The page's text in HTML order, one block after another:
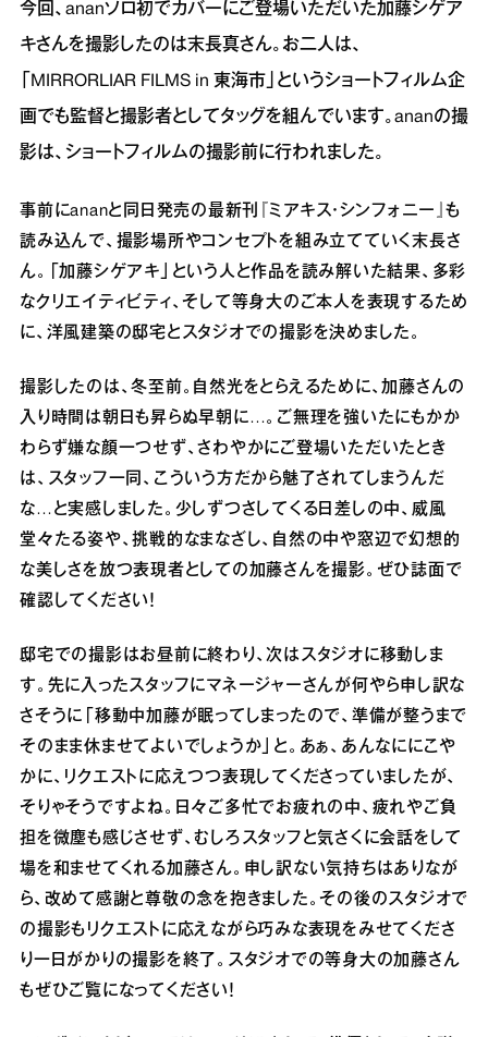
今回、ananソロ初でカバーにご登場いただいた加藤シゲア
キさんを撮影したのは末長真さん。お二人は、
「MIRRORLIAR FILMS in 東海市」というショートフィルム企
画でも監督と撮影者としてタッグを組んでいます。ananの撮
影は、ショートフィルムの撮影前に行われました。
事前にananと同日発売の最新刊『ミアキス・シンフォニー』も
読み込んで、撮影場所やコンセプトを組み立てていく末長さ
ん。「加藤シゲアキ」という人と作品を読み解いた結果、多彩
なクリエイティビティ、そして等身大のご本人を表現するため
に、洋風建築の邸宅とスタジオでの撮影を決めました。
撮影したのは、冬至前。自然光をとらえるために、加藤さんの
入り時間は朝日も昇らぬ早朝に…。ご無理を強いたにもかか
わらず嫌な顔一つせず、さわやかにご登場いただいたとき
は、スタッフ一同、こういう方だから魅了されてしまうんだ
な…と実感しました。少しずつさしてくる日差しの中、威風
堂々たる姿や、挑戦的なまなざし、自然の中や窓辺で幻想的
な美しさを放つ表現者としての加藤さんを撮影。ぜひ誌面で
確認してください！
邸宅での撮影はお昼前に終わり、次はスタジオに移動しま
す。先に入ったスタッフにマネージャーさんが何やら申し訳な
さそうに「移動中加藤が眠ってしまったので、準備が整うまで
そのまま休ませてよいでしょうか」と。あぁ、あんなににこや
かに、リクエストに応えつつ表現してくださっていましたが、
そりゃそうですよね。日々ご多忙でお疲れの中、疲れやご負
担を微塵も感じさせず、むしろスタッフと気さくに会話をして
場を和ませてくれる加藤さん。申し訳ない気持ちはありなが
ら、改めて感謝と尊敬の念を抱きました。その後のスタジオで
の撮影もリクエストに応えながら巧みな表現をみせてくださ
り一日がかりの撮影を終了。スタジオでの等身大の加藤さん
もぜひご覧になってください！